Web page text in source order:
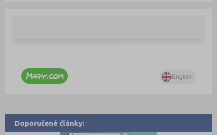
Doporučené články: